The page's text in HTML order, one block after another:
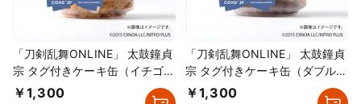
「刀剣乱舞ONLINE」 太鼓鐘貞
宗 タグ付きケーキ缶（イチゴカ
スタード）
￥1,300
「刀剣乱舞ONLINE」 太鼓鐘貞
宗 タグ付きケーキ缶（ダブルチ
ョコレート）
￥1,300